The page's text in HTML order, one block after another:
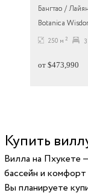
Бангтао / Лайян
Botanica
250 м2 3
от $473,990
Купить
Вилла на Пхукете
бассейн и комфорт
Вы планируете